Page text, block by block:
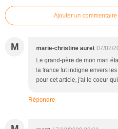
Ajouter un commentaire
M marie-christine auret 07/02/
Le grand-père de mon mari
la france fut indigne envers
pour cet article, j'ai le coeur qui
Répondre